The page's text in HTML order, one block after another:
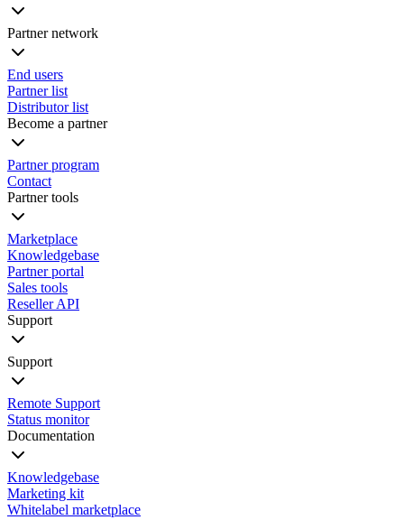
Partner network
End users
Partner list
Distributor list
Become a partner
Partner program
Contact
Partner tools
Marketplace
Knowledgebase
Partner portal
Sales tools
Reseller API
Support
Support
Remote Support
Status monitor
Documentation
Knowledgebase
Marketing kit
Whitelabel marketplace